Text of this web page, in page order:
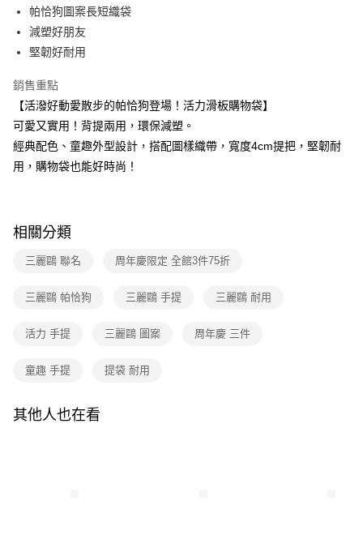
悠遊付
Google Pay
大哥付你分期
相關說明
【大哥付你分期使用說明】
1.本服務由台灣大哥大提供，台灣大哥大用戶可立即使用無須另外申請。
2.付款方式選擇「大哥付你分期」，訂單成立後會自動跳轉到大哥付的交易
流程，驗證手機門號後，選擇欲分期的期數、繳款截止日，確認付款後即完
消。如遇「轉專審核」未通過狀況，表示未達大哥付你分期系統評分，恕無
法說明評估內容。
【繳款方式說明】
2.透過簡訊連結打開帳單後，可選擇「超商條碼／台灣大直營門市／銀行轉
用戶於交易時，得透過本服務購買商品或服務，並由商店將買賣／分期付款
資料（包含姓名、電話或地址）提供予台灣大哥大進項蒐集、處理及利用，
【關於「AFTEE先享後付」】
２．便利：只要手機號碼，簡訊認證，即可結帳。
１．於結帳方式選擇「AFTEE先享後付」後，將跳轉至「AFTEE先享後付」
３．收到繳費通知簡訊後14天內，點擊此簡訊中的連結，可透過四大超商／
※ 請注意：結帳手續完成當下不需立刻繳費，但若您需要取消訂單，請聯絡
※ 交易是否成功請以「AFTEE先享後付 」之結帳頁面顯示為準，若有關於
是否繳費成功／繳費後需取消欲退款等相關疑問，請聯繫「AFTEE先享後付
運送方式
全家取貨付款
付款後全家取貨
每筆NT$80，滿NT$699(含以上)免運費
每筆NT$80，滿NT$699(含以上)免運費
付款後7-11取貨
帕恰狗圖案長短織袋
減塑好朋友
堅韌好耐用
銷售重點
【活潑好動愛散步的帕恰狗登場！活力滑板購物袋】
可愛又實用！背提兩用，環保減塑。
經典配色、童趣外型設計，搭配圖樣織帶，寬度4cm提把，堅韌耐
用，購物袋也能好時尚！
相關分類
三麗鷗 聯名 周年慶限定 全館3件75折
三麗鷗 帕恰狗 三麗鷗 手提 三麗鷗 耐用
活力 手提 三麗鷗 圖案 周年慶 三件
童趣 手提 提袋 耐用
其他人也在看